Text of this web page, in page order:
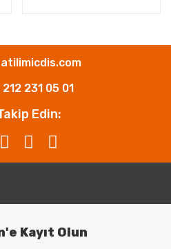
231 05 01
Edin:
Kayıt Olun